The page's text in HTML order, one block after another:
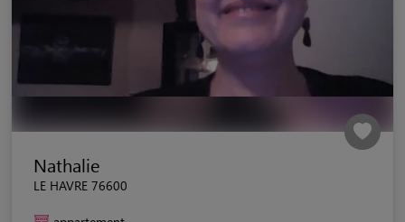
Nathalie
LE HAVRE 76600